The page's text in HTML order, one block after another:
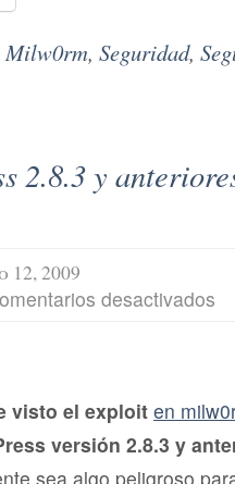
Milw0rm, Seguridad,
2.8.3 y
12, 2009
desactivados
y
visto el exploit en
versión 2.8.3 y
sea algo peligroso